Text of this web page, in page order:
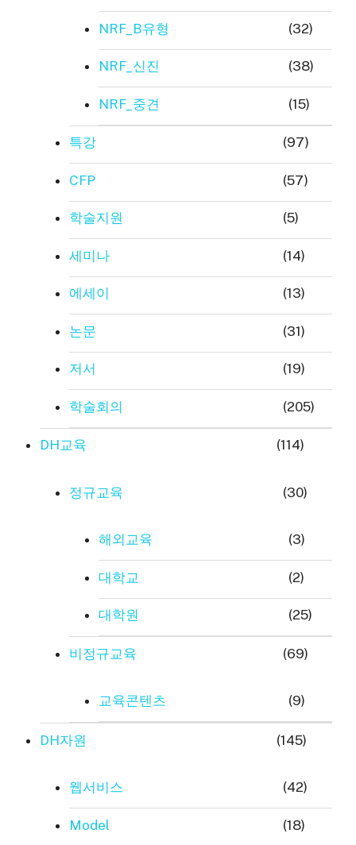
NRF_B유형 (32)
NRF_신진 (38)
NRF_중견 (15)
특강 (97)
CFP (57)
학술지원 (5)
세미나 (14)
에세이 (13)
논문 (31)
저서 (19)
학술회의 (205)
DH교육 (114)
정규교육 (30)
해외교육 (3)
대학교 (2)
대학원 (25)
비정규교육 (69)
교육콘텐츠 (9)
DH자원 (145)
웹서비스 (42)
Model (18)